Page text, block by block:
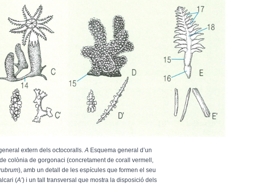
extern dels octocoralls.A Esquema general d’un
colònia de gorgonaci (concretament de corall vermell,
), amb un detall de les espícules que formen el seu
(A’) i un tall transversal que mostra la disposició dels